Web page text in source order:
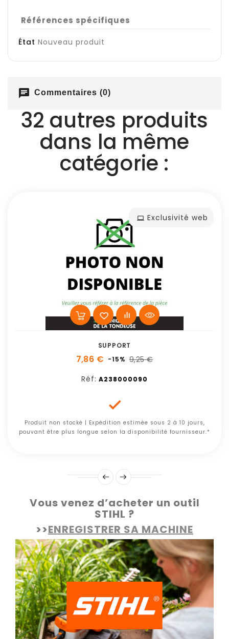
Références spécifiques
État Nouveau produit
chat Commentaires (0)
32 autres produits
dans la même
catégorie :
Exclusivité web
SUPPORT
7,86 € -15% 9,25 €
Réf: A238000090

Produit non stocké | Expédition estimée sous 2 à 10 jours,
pouvant être plus longue selon la disponibilité fournisseur.*
Vous venez d’acheter un outil
STIHL ?
>>ENREGISTRER SA MACHINE